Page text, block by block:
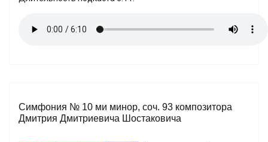
Симфония № 10 ми минор, соч. 93 композитора
Дмитрия Дмитриевича Шостаковича